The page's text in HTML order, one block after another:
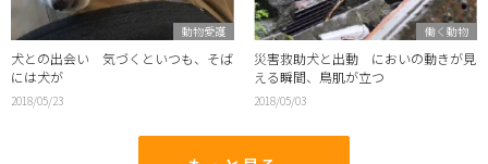
動物愛護
犬との出会い 気づくといつも、そば
には犬が
2018/05/23
働く動物
災害救助犬と出動 においの動きが見
える瞬間、鳥肌が立つ
2018/05/03